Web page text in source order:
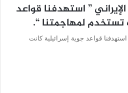
” استهدفنا قواعد
تستخدم لمهاجمتنا “.
قواعد جوية إسرائيلية كانت